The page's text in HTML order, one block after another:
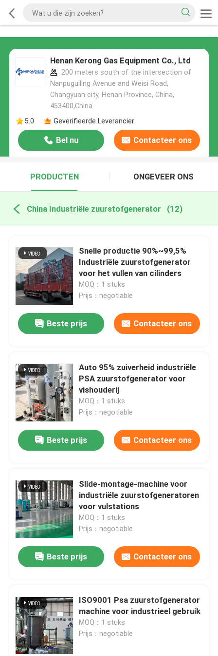
Henan Kerong Gas Equipment Co., Ltd
200 meters south of the intersection of
Nanpuguiling Avenue and Weisi Road,
Changyuan city, Henan Province, China,
453400,China
5.0
Geverifieerde Leverancier
Bel nu Contacteer ons
PRODUCTEN ONGEVEER ONS
China Industriële zuurstofgenerator (12)
Snelle productie 90%~99,5%
Industriële zuurstofgenerator
voor het vullen van cilinders
MOQ：1 stuks
Prijs：negotiable
Beste prijs Contacteer ons
Auto 95% zuiverheid industriële
PSA zuurstofgenerator voor
vishouderij
MOQ：1 stuks
Prijs：negotiable
Beste prijs Contacteer ons
Slide-montage-machine voor
industriële zuurstofgeneratoren
voor vulstations
MOQ：1 stuks
Prijs：negotiable
Beste prijs Contacteer ons
ISO9001 Psa zuurstofgenerator
machine voor industrieel gebruik
MOQ：1 stuks
Prijs：negotiable